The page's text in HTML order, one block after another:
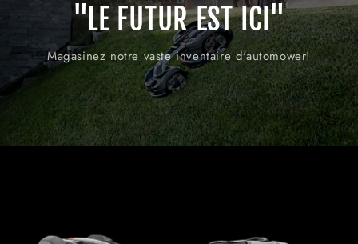
"LE FUTUR EST ICI"
Magasinez notre vaste inventaire d'automower!